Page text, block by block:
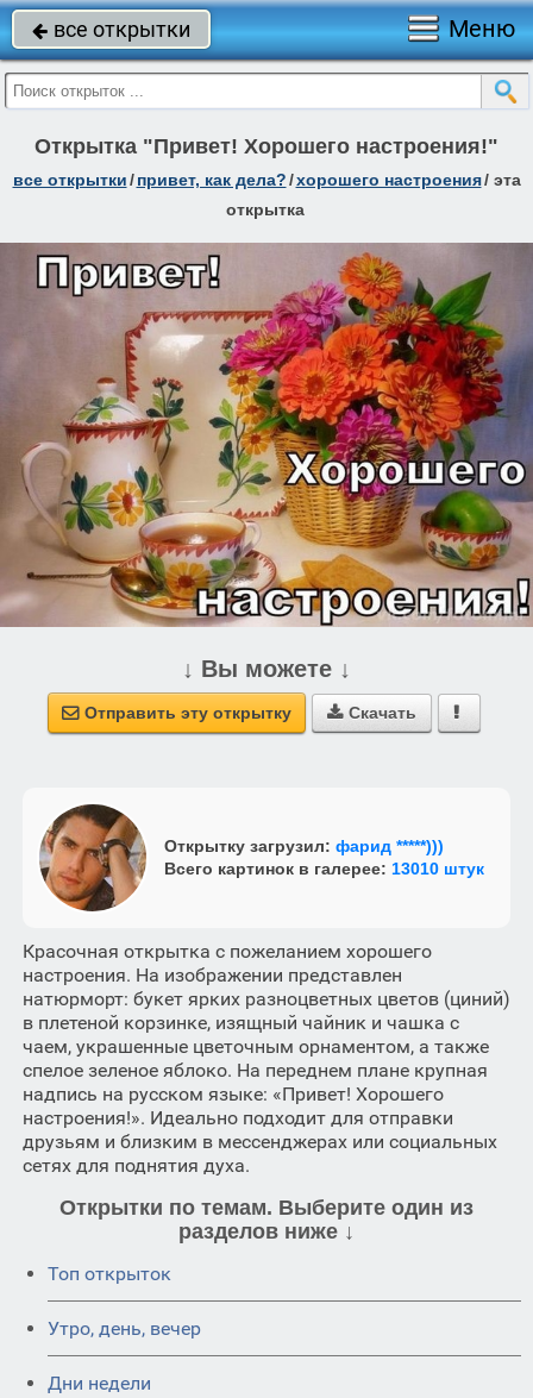
 все открытки Меню
Открытка "Привет! Хорошего настроения!"
все открытки/ привет, как дела?/хорошего настроения/ эта
открытка
↓ Вы можете ↓
 Отправить эту открытку  Скачать 
Открытку загрузил: фарид *****)))
Всего картинок в галерее: 13010 штук
Красочная открытка с пожеланием хорошего
настроения. На изображении представлен
натюрморт: букет ярких разноцветных цветов (циний)
в плетеной корзинке, изящный чайник и чашка с
чаем, украшенные цветочным орнаментом, а также
спелое зеленое яблоко. На переднем плане крупная
надпись на русском языке: «Привет! Хорошего
настроения!». Идеально подходит для отправки
друзьям и близким в мессенджерах или социальных
сетях для поднятия духа.
Открытки по темам. Выберите один из
разделов ниже ↓
Топ открыток
Утро, день, вечер
Дни недели